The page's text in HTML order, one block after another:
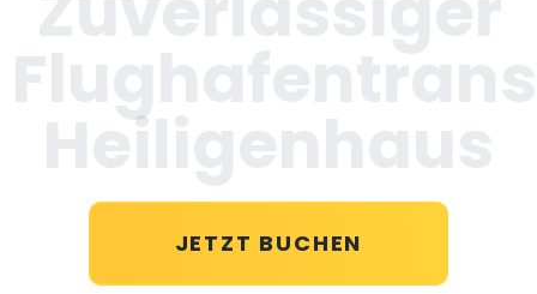
Heiligenhaus
JETZT BUCHEN